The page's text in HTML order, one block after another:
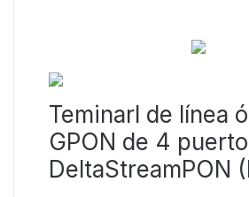
Teminarl de línea
GPON de 4
DeltaStreamPON